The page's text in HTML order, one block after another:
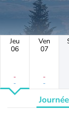
Jeu
06
-
-
Ven
07
-
-
Journée